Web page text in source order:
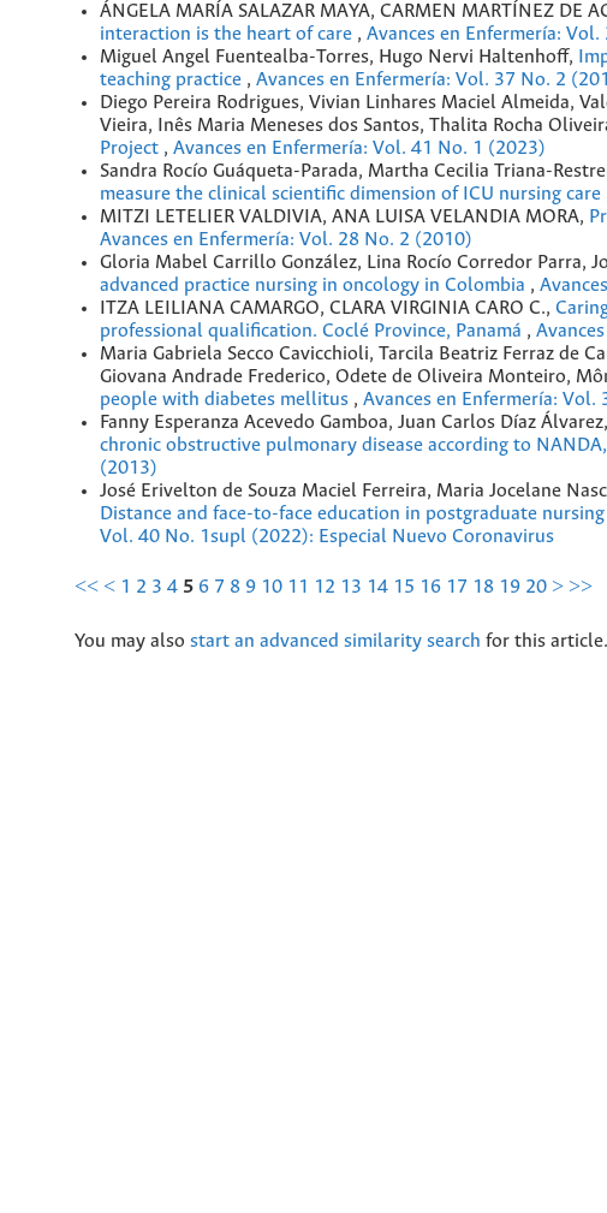
ÁNGELA MARÍA SALAZAR MAYA, CARMEN MARTÍNEZ DE
interaction is the heart of care , Avances en Enfermería:
Miguel Angel Fuentealba-Torres, Hugo Nervi Haltenhoff,
teaching practice , Avances en Enfermería: Vol. 37 No. 2
Diego Pereira Rodrigues, Vivian Linhares Maciel Almeida,
Vieira, Inês Maria Meneses dos Santos, Thalita Rocha
Project , Avances en Enfermería: Vol. 41 No. 1 (2023)
Sandra Rocío Guáqueta-Parada, Martha Cecilia Triana-
measure the clinical scientific dimension of ICU nursing care
MITZI LETELIER VALDIVIA, ANA LUISA VELANDIA MORA,
Avances en Enfermería: Vol. 28 No. 2 (2010)
Gloria Mabel Carrillo González, Lina Rocío Corredor Parra,
advanced practice nursing in oncology in Colombia ,
ITZA LEILIANA CAMARGO, CLARA VIRGINIA CARO C.,
professional qualification. Coclé Province, Panamá ,
Maria Gabriela Secco Cavicchioli, Tarcila Beatriz Ferraz de
Giovana Andrade Frederico, Odete de Oliveira Monteiro,
people with diabetes mellitus , Avances en Enfermería: Vol.
Fanny Esperanza Acevedo Gamboa, Juan Carlos Díaz
chronic obstructive pulmonary disease according to
(2013)
José Erivelton de Souza Maciel Ferreira, Maria Jocelane
Distance and face-to-face education in postgraduate
Vol. 40 No. 1supl (2022): Especial Nuevo Coronavirus
<< < 1 2 3 4 5 6 7 8 9 10 11 12 13 14 15 16 17 18 19 20 > >>
You may also start an advanced similarity search for this article.